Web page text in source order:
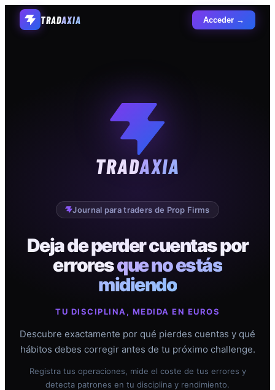
TRADAXIA Acceder →
TRADAXIA
Journal para traders de Prop Firms
Deja de perder cuentas por
erroresque no estás
midiendo
TU DISCIPLINA, MEDIDA EN EUROS
Descubre exactamente por qué pierdes cuentas y qué
hábitos debes corregir antes de tu próximo challenge.
Registra tus operaciones, mide el coste de tus errores y
detecta patrones en tu disciplina y rendimiento.